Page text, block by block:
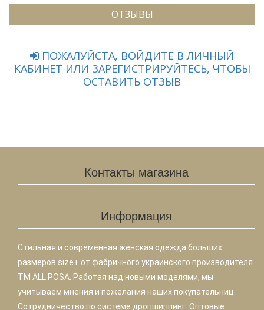
ОТЗЫВЫ
ПОЖАЛУЙСТА, ВОЙДИТЕ В ЛИЧНЫЙ
КАБИНЕТ ИЛИ ЗАРЕГИСТРИРУЙТЕСЬ, ЧТОБЫ
ОСТАВИТЬ ОТЗЫВ
Контакты магазина
Информация
Стильная и современная женская одежда больших
размеров size+ от фабричного украинского производителя
TM ALL POSA. Работая над новыми моделями, мы
учитываем мнения и пожелания наших покупательниц.
Сотрудничество по системе дропшиппинг. Оптовые